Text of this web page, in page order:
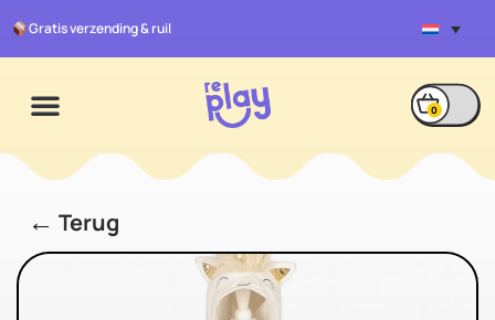
Gratis verzending & ruil
0
← Terug